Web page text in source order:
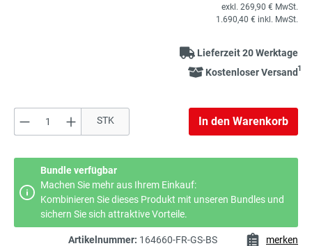
exkl. 269,90 € MwSt.
1.690,40 € inkl. MwSt.
Lieferzeit 20 Werktage
Kostenloser Versand1
Produkt Anzahl: Gib den gewünschten
STK In den Warenkorb
Bundle verfügbar
Machen Sie mehr aus Ihrem Einkauf:
Kombinieren Sie dieses Produkt mit unseren Bundles und
sichern Sie sich attraktive Vorteile.
Artikelnummer: 164660-FR-GS-BS merken